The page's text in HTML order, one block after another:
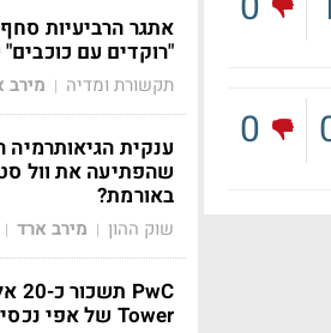
0
אתגר הרביעיות
"רוקדים עם כוכבים" עם 494 אלף
תקשורת ומדיה | מירב
ענקית
שהפתיעה את וול
באורמת?
שוק ההון | מירב ארד |
Tower של אפי נכסים בוורשה